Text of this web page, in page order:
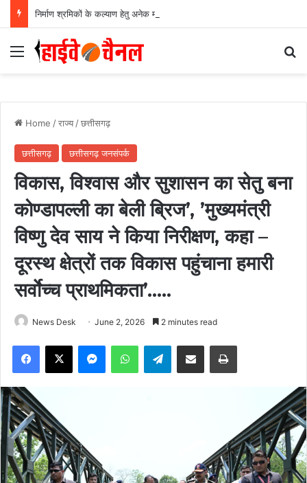
Menu
Home /राज्य /छत्तीसगढ़
छत्तीसगढ़ छत्तीसगढ़ जनसंपर्क
विकास, विश्वास और सुशासन का सेतु बना
कोण्डापल्ली का बेली ब्रिज’, ’मुख्यमंत्री
विष्णु देव साय ने किया निरीक्षण, कहा –
दूरस्थ क्षेत्रों तक विकास पहुंचाना हमारी
सर्वाेच्च प्राथमिकता’…..
News Desk June 2, 2026 2 minutes read
Facebook
X MessengerWhatsAppTelegramShare via Email Print